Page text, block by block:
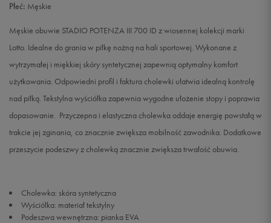
43 27,3 cm Powiadom o dostępności
28 cm Powiadom o dostępności
44,5 29 cm Powiadom o dostępności
46 29,3 cm
Płeć: Męskie
Męskie obuwie STADIO POTENZA III 700 ID z wiosennej kolekcji marki
Lotto. Idealne do grania w piłkę nożną na hali sportowej. Wykonane z
wytrzymałej i miękkiej skóry syntetycznej zapewnią optymalny komfort
użytkowania. Odpowiedni profil i faktura cholewki ułatwia idealną kontrolę
nad piłką. Tekstylna wyściółka zapewnia wygodne ułożenie stopy i poprawia
dopasowanie. Przyczepna i elastyczna cholewka oddaje energię powstałą w
trakcie jej zginania, co znacznie zwiększa mobilność zawodnika. Dodatkowe
przeszycie podeszwy z cholewką znacznie zwiększa trwałość obuwia.
Cholewka: skóra syntetyczna
Wyściółka: materiał tekstylny
Podeszwa wewnętrzna: pianka EVA